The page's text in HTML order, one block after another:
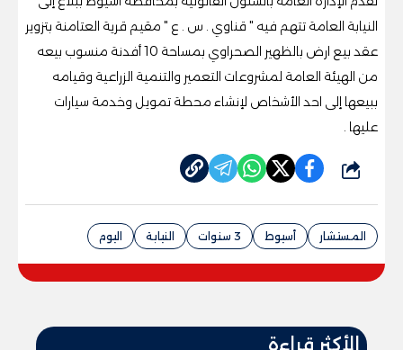
النيابة العامة تتهم فيه " قناوي . س . ع " مقيم قرية العتامنة بتزوير
عقد بيع ارض بالظهير الصحراوي بمساحة 10 أفدنة منسوب بيعه
من الهيئة العامة لمشروعات التعمير والتنمية الزراعية وقيامه
ببيعها إلى احد الأشخاص لإنشاء محطة تمويل وخدمة سيارات
عليها .
شارك
المستشار أسيوط 3 سنوات النيابة اليوم
الأكثر قراءة